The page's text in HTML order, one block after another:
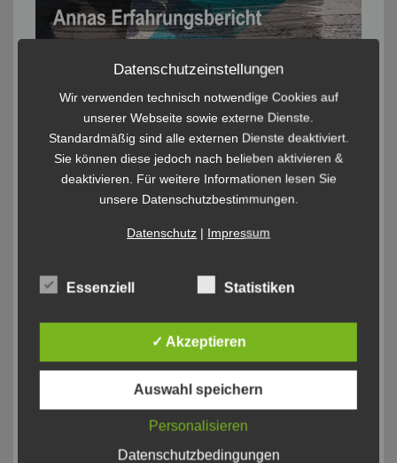
Datenschutzeinstellungen
Wir verwenden technisch notwendige Cookies auf
unserer Webseite sowie externe Dienste.
Standardmäßig sind alle externen Dienste deaktiviert.
Sie können diese jedoch nach belieben aktivieren &
deaktivieren. Für weitere Informationen lesen Sie
unsere Datenschutzbestimmungen.
Datenschutz| Impressum
Essenziell Statistiken
✓ Akzeptieren
Auswahl speichern
Personalisieren
Datenschutzbedingungen